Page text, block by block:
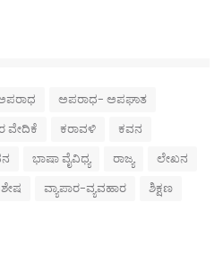
ಅಪರಾಧ- ಅಪಘಾತ
ವೇದಿಕೆ ಕರಾವಳಿ
ಕವನ
ಭಾಷಾ ವೈವಿಧ್ಯ ರಾಜ್ಯ
ಲೇಖನ
ವ್ಯಾಪಾರ-ವ್ಯವಹಾರ
ಶಿಕ್ಷಣ